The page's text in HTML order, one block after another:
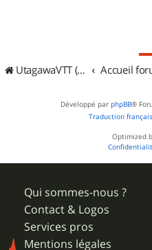
UtagawaVTT (Randos VTT et VTTAE avec traces GPS) Accueil
Développé par phpBB®
Traduction
Optimized
Qui sommes-nous ?
Contact & Logos
Services pros
Mentions légales